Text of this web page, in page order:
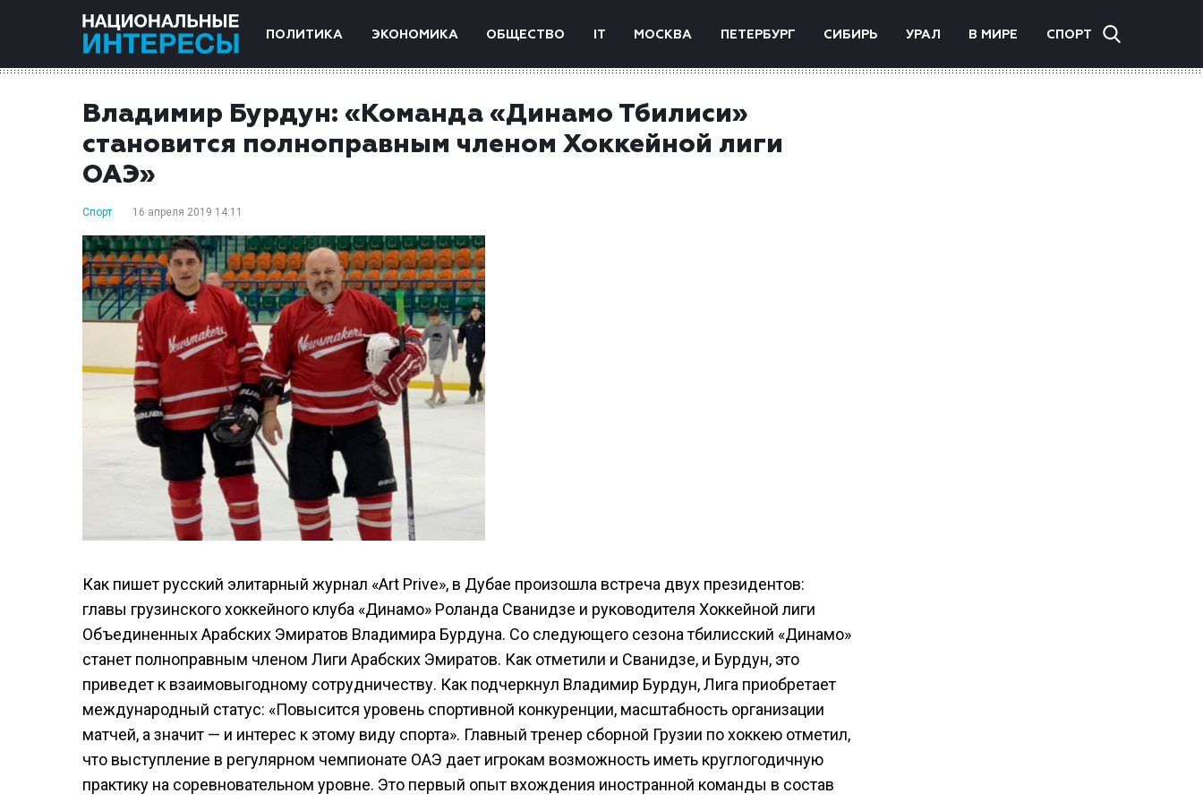
ПОЛИТИКА ЭКОНОМИКА ОБЩЕСТВО IT МОСКВА ПЕТЕРБУРГ СИБИРЬ УРАЛ В МИРЕ СПОРТ
Владимир Бурдун: «Команда «Динамо Тбилиси»
становится полноправным членом Хоккейной лиги
ОАЭ»
Спорт 16 апреля 2019 14:11
Как пишет русский элитарный журнал «Art Prive», в Дубае произошла встреча двух президентов:
главы грузинского хоккейного клуба «Динамо» Роланда Сванидзе и руководителя Хоккейной лиги
Объединенных Арабских Эмиратов Владимира Бурдуна. Со следующего сезона тбилисский «Динамо»
станет полноправным членом Лиги Арабских Эмиратов. Как отметили и Сванидзе, и Бурдун, это
приведет к взаимовыгодному сотрудничеству. Как подчеркнул Владимир Бурдун, Лига приобретает
международный статус: «Повысится уровень спортивной конкуренции, масштабность организации
матчей, а значит — и интерес к этому виду спорта». Главный тренер сборной Грузии по хоккею отметил,
что выступление в регулярном чемпионате ОАЭ дает игрокам возможность иметь круглогодичную
практику на соревновательном уровне. Это первый опыт вхождения иностранной команды в состав